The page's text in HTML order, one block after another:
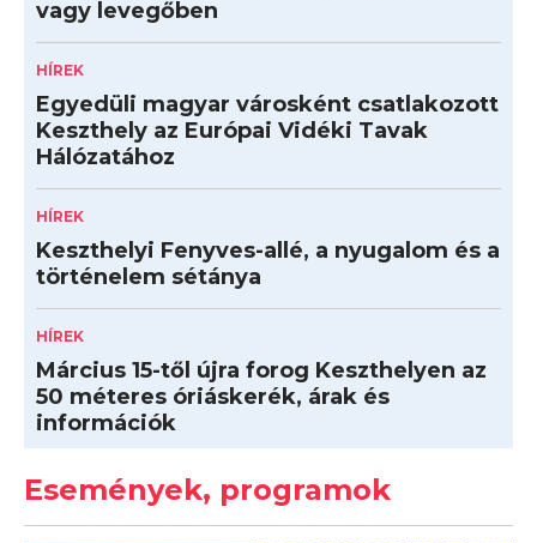
vagy levegőben
HÍREK
Egyedüli magyar városként csatlakozott
Keszthely az Európai Vidéki Tavak
Hálózatához
HÍREK
Keszthelyi Fenyves-allé, a nyugalom és a
történelem sétánya
HÍREK
Március 15-től újra forog Keszthelyen az
50 méteres óriáskerék, árak és
információk
Események, programok